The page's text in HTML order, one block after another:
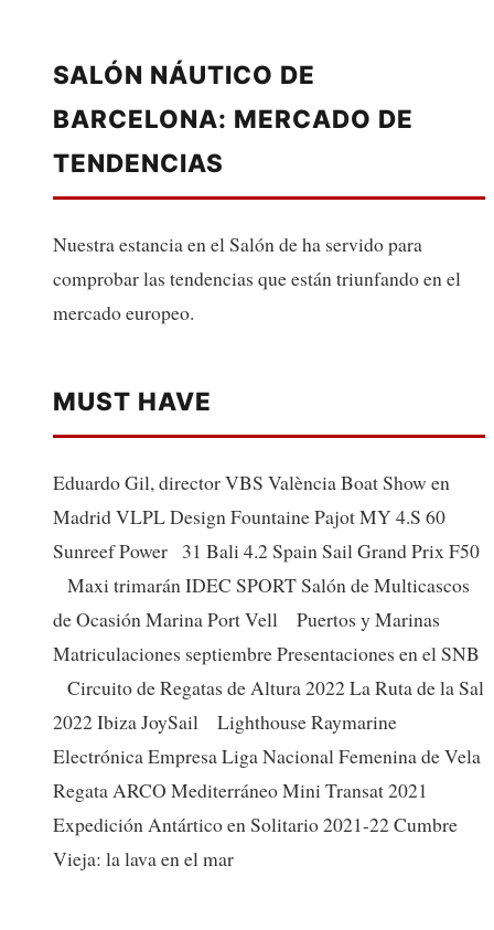
SALÓN NÁUTICO DE
BARCELONA: MERCADO DE
TENDENCIAS
Nuestra estancia en el Salón de ha servido para
comprobar las tendencias que están triunfando en el
mercado europeo.
MUST HAVE
Eduardo Gil, director VBS València Boat Show en
Madrid VLPL Design Fountaine Pajot MY 4.S 60
Sunreef Power 31 Bali 4.2 Spain Sail Grand Prix F50
Maxi trimarán IDEC SPORT Salón de Multicascos
de Ocasión Marina Port Vell Puertos y Marinas
Matriculaciones septiembre Presentaciones en el SNB
Circuito de Regatas de Altura 2022 La Ruta de la Sal
2022 Ibiza JoySail Lighthouse Raymarine
Electrónica Empresa Liga Nacional Femenina de Vela
Regata ARCO Mediterráneo Mini Transat 2021
Expedición Antártico en Solitario 2021-22 Cumbre
Vieja: la lava en el mar